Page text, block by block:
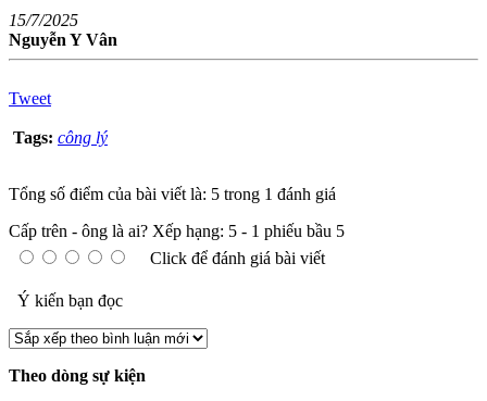
15/7/2025
Nguyễn Y Vân
Tweet
Tags: công lý
Tổng số điểm của bài viết là: 5 trong 1 đánh giá
Cấp trên - ông là ai? Xếp hạng: 5 - 1 phiếu bầu 5
Click để đánh giá bài viết
Ý kiến bạn đọc
Theo dòng sự kiện